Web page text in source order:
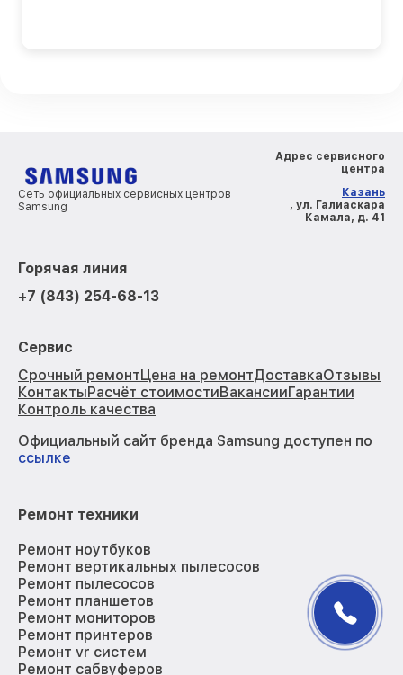
Сеть официальных сервисных центров
Samsung
Адрес сервисного
центра
Казань
, ул. Галиаскара
Камала, д. 41
Горячая линия
+7 (843) 254-68-13
Сервис
Срочный ремонтЦена на ремонтДоставкаОтзывы
КонтактыРасчёт стоимостиВакансииГарантии
Контроль качества
Официальный сайт бренда Samsung доступен по
ссылке
Ремонт техники
Ремонт ноутбуков
Ремонт вертикальных пылесосов
Ремонт пылесосов
Ремонт планшетов
Ремонт мониторов
Ремонт принтеров
Ремонт vr систем
Ремонт сабвуферов